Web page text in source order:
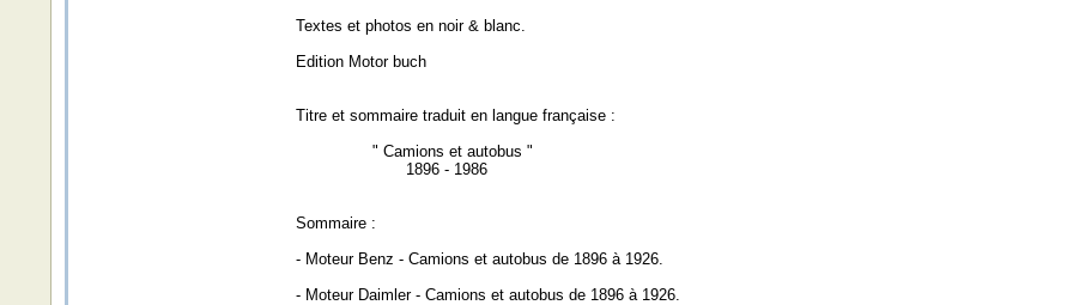
Textes et photos en noir & blanc.
Edition Motor buch
Titre et sommaire traduit en langue française :
" Camions et autobus "
1896 - 1986
Sommaire :
- Moteur Benz - Camions et autobus de 1896 à 1926.
- Moteur Daimler - Camions et autobus de 1896 à 1926.